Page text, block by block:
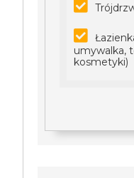
umywalka,
kosmetyki)